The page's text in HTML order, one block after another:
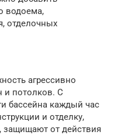
водоема,
отделочных
агрессивно
и потолков. С
бассейна каждый час
и отделку,
защищают от действия